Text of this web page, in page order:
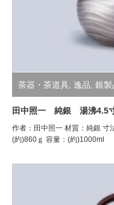
茶器・茶道具 逸品 銀製
田中照一 純銀 湯沸4.5
作者：田中照一 材質：純銀 寸
(約)860ｇ 容量：(約)1000ml